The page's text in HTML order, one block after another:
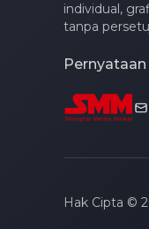
individual,
tanpa
Hak Cipta ©